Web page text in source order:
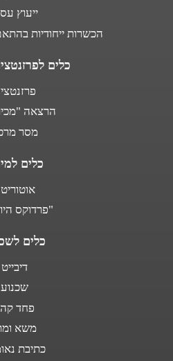
ייעוץ
הכשרות ייחודיות
כלים
הרצאה
מסר
כלים
"פרדוקס
כלים
דיבייט
שכנוע
פחד
משא
כתיבת